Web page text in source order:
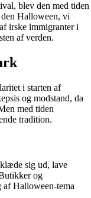
blev den med tiden
Halloween, vi
irske immigranter i
af verden.
i starten af
og modstand, da
med tiden
tradition.
sig ud, lave
og
af Halloween-tema